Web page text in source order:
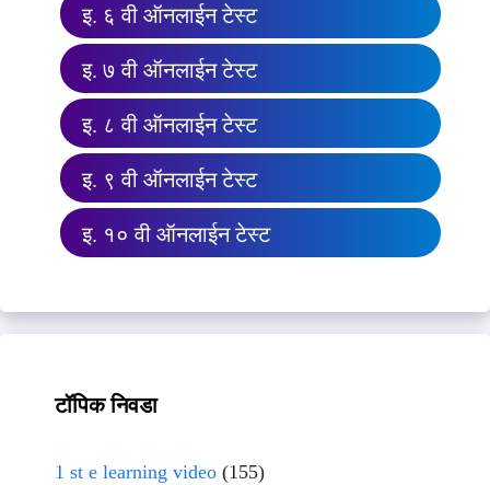
इ. ६ वी ऑनलाईन टेस्ट
इ. ७ वी ऑनलाईन टेस्ट
इ. ८ वी ऑनलाईन टेस्ट
इ. ९ वी ऑनलाईन टेस्ट
इ. १० वी ऑनलाईन टेस्ट
टॉपिक निवडा
1 st e learning video (155)